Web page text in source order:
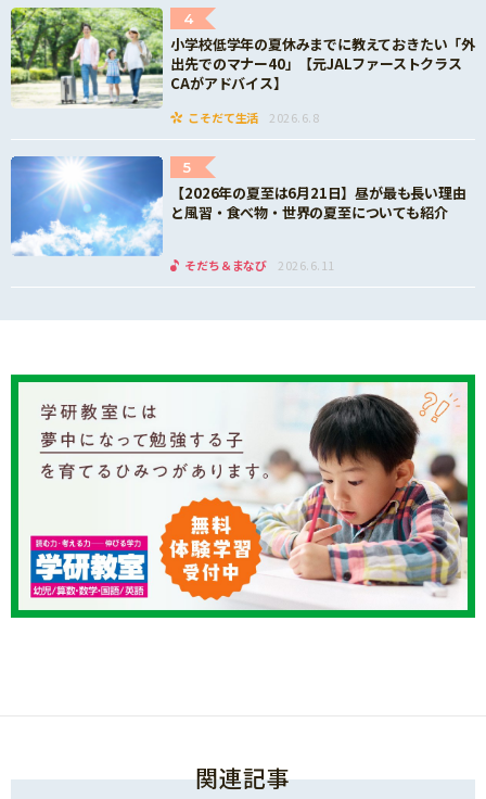
4
小学校低学年の夏休みまでに教えておきたい「外
出先でのマナー40」【元JALファーストクラス
CAがアドバイス】
こそだて生活 2026.6.8
5
【2026年の夏至は6月21日】昼が最も長い理由
と風習・食べ物・世界の夏至についても紹介
そだち＆まなび 2026.6.11
関連記事